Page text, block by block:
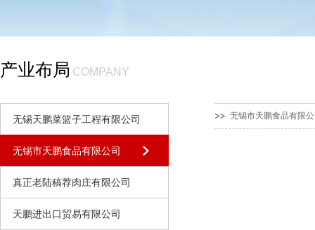
产业布局 COMPANY
无锡天鹏菜篮子工程有限公司
无锡市天鹏食品有限公司
真正老陆稿荐肉庄有限公司
天鹏进出口贸易有限公司
无锡市天鹏食品有限